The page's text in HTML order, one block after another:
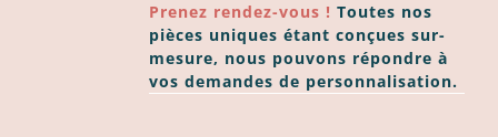
Prenez rendez-vous ! Toutes nos
pièces uniques étant conçues sur-
mesure, nous pouvons répondre à
vos demandes de personnalisation.